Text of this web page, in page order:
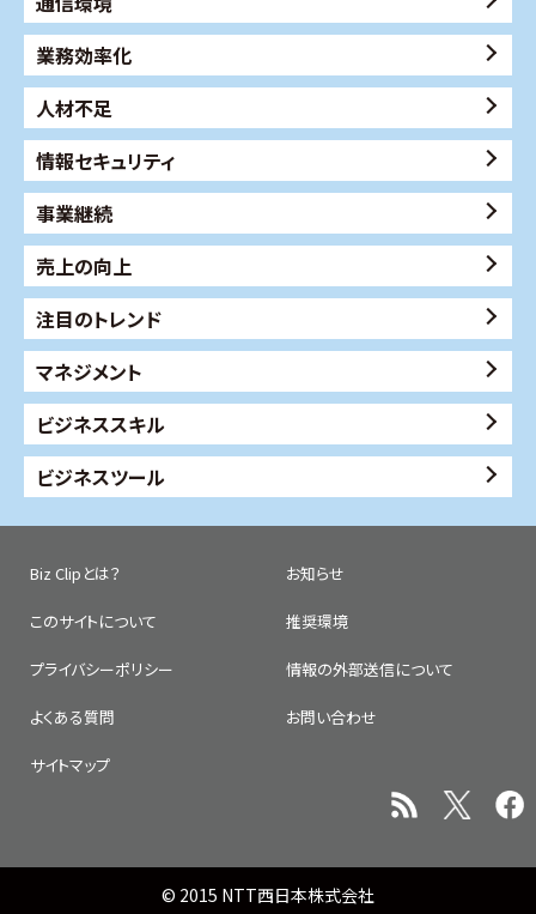
業務効率化
人材不足
情報セキュリティ
事業継続
売上の向上
注目のトレンド
マネジメント
ビジネススキル
ビジネスツール
Biz Clipとは？ お知らせ
このサイトについて 推奨環境
プライバシーポリシー 情報の外部送信について
よくある質問 お問い合わせ
サイトマップ
© 2015 NTT西日本株式会社